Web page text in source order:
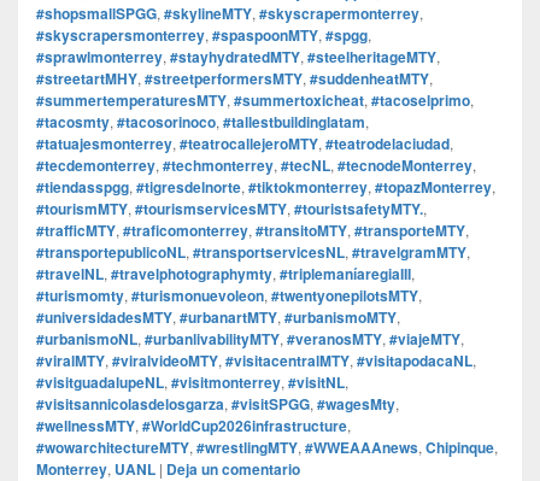
#shopsmallSPGG, #skylineMTY, #skyscrapermonterrey,
#skyscrapersmonterrey, #spaspoonMTY, #spgg,
#sprawlmonterrey, #stayhydratedMTY, #steelheritageMTY,
#streetartMHY, #streetperformersMTY, #suddenheatMTY,
#summertemperaturesMTY, #summertoxicheat, #tacoselprimo,
#tacosmty, #tacosorinoco, #tallestbuildinglatam,
#tatuajesmonterrey, #teatrocallejeroMTY, #teatrodelaciudad,
#tecdemonterrey, #techmonterrey, #tecNL, #tecnodeMonterrey,
#tiendasspgg, #tigresdelnorte, #tiktokmonterrey, #topazMonterrey,
#tourismMTY, #tourismservicesMTY, #touristsafetyMTY.,
#trafficMTY, #traficomonterrey, #transitoMTY, #transporteMTY,
#transportepublicoNL, #transportservicesNL, #travelgramMTY,
#travelNL, #travelphotographymty, #triplemaníaregiaIII,
#turismomty, #turismonuevoleon, #twentyonepilotsMTY,
#universidadesMTY, #urbanartMTY, #urbanismoMTY,
#urbanismoNL, #urbanlivabilityMTY, #veranosMTY, #viajeMTY,
#viralMTY, #viralvideoMTY, #visitacentralMTY, #visitapodacaNL,
#visitguadalupeNL, #visitmonterrey, #visitNL,
#visitsannicolasdelosgarza, #visitSPGG, #wagesMty,
#wellnessMTY, #WorldCup2026infrastructure,
#wowarchitectureMTY, #wrestlingMTY, #WWEAAAnews, Chipinque,
Monterrey, UANL | Deja un comentario